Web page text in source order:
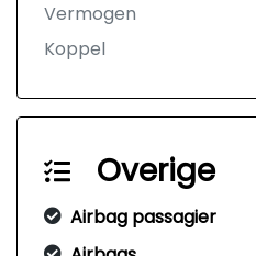
Vermogen
Koppel
Overige
Airbag passagier